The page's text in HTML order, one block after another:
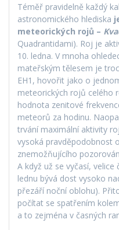
Téměř pravidelně každý
astronomického hlediska
meteorických rojů –
Quadrantidami). Roj je
10. ledna. V mnoha
mateřským tělesem je
EH1, hovořit jako o
meteorických rojů celého
hodnota zenitové
meteorů za hodinu.
trvání maximální aktivity
vysoká pravděpodobnost
znemožňujícího
A když už se vyčasí,
lednu bývá dost vysoko
přezáří noční oblohu).
počítat se spatřením
a to zejména v časných